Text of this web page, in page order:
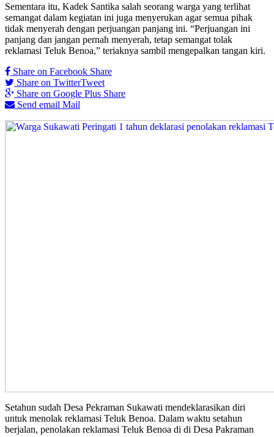
Sementara itu, Kadek Santika salah seorang warga yang terlihat
semangat dalam kegiatan ini juga menyerukan agar semua pihak
tidak menyerah dengan perjuangan panjang ini. “Perjuangan ini
panjang dan jangan pernah menyerah, tetap semangat tolak
reklamasi Teluk Benoa,” teriaknya sambil mengepalkan tangan kiri.
Share on Facebook Share
Share on TwitterTweet
Share on Google Plus Share
Send email Mail
Setahun sudah Desa Pekraman Sukawati mendeklarasikan diri
untuk menolak reklamasi Teluk Benoa. Dalam waktu setahun
berjalan, penolakan reklamasi Teluk Benoa di di Desa Pakraman